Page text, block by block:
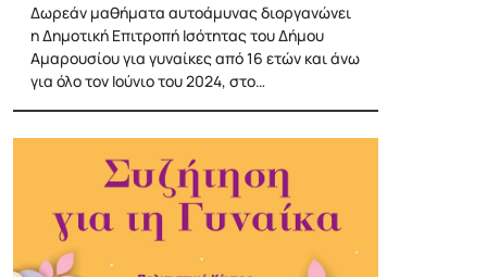
Δωρεάν μαθήματα αυτοάμυνας διοργανώνει
η Δημοτική Επιτροπή Ισότητας του Δήμου
Αμαρουσίου για γυναίκες από 16 ετών και άνω
για όλο τον Ιούνιο του 2024, στο…